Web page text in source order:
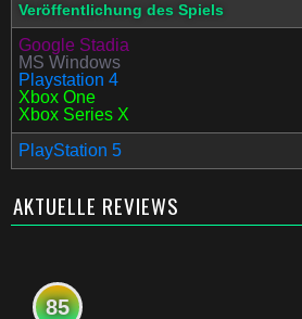
Veröffentlichung des Spiels
Google Stadia
MS Windows
Playstation 4
Xbox One
Xbox Series X
PlayStation 5
AKTUELLE REVIEWS
85